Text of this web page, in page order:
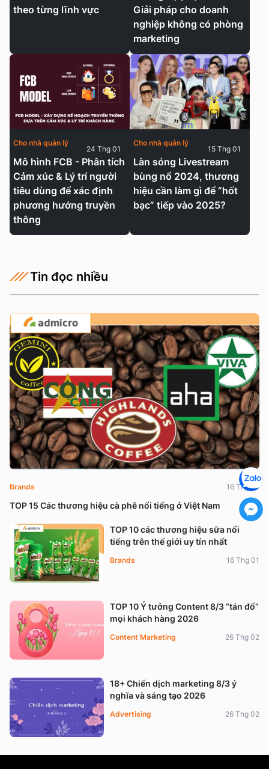
theo từng lĩnh vực
Giải pháp cho doanh
nghiệp không có phòng
marketing
Mô hình FCB - Phân tích
Cảm xúc & Lý trí người
tiêu dùng để xác định
phương hướng truyền
thông
Cho nhà quản lý
24 Thg 01
Làn sóng Livestream
bùng nổ 2024, thương
hiệu cần làm gì để “hốt
bạc” tiếp vào 2025?
Cho nhà quản lý
15 Thg 01
Tin đọc nhiều
TOP 15 Các thương hiệu cà phê nổi tiếng ở Việt Nam
Brands 16 Thg 01
TOP 10 các thương hiệu sữa nổi
tiếng trên thế giới uy tín nhất
Brands 16 Thg 01
TOP 10 Ý tưởng Content 8/3 “tán đổ”
mọi khách hàng 2026
Content Marketing 26 Thg 02
18+ Chiến dịch marketing 8/3 ý
nghĩa và sáng tạo 2026
Advertising 26 Thg 02